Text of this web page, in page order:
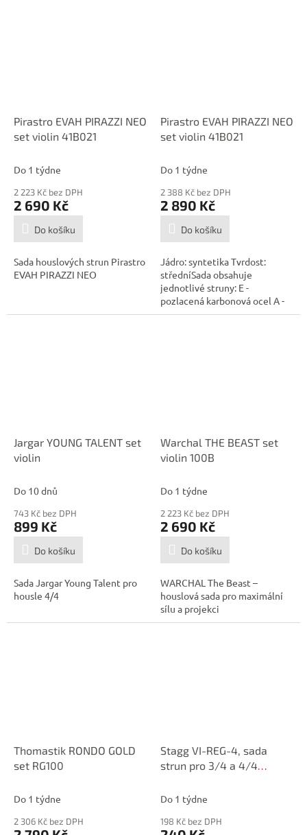
Pirastro EVAH PIRAZZI NEO
set violin 41B021
Do 1 týdne
2 223 Kč bez DPH
2 690 Kč
Do košíku
Sada houslových strun Pirastro
EVAH PIRAZZI NEO
Pirastro EVAH PIRAZZI NEO
set violin 41B021
Do 1 týdne
2 388 Kč bez DPH
2 890 Kč
Do košíku
Jádro: syntetika Tvrdost:
středníSada obsahuje
jednotlivé struny: E -
pozlacená karbonová ocel A -
hliníkové...
Jargar YOUNG TALENT set
violin
Do 10 dnů
743 Kč bez DPH
899 Kč
Do košíku
Sada Jargar Young Talent pro
housle 4/4
Warchal THE BEAST set
violin 100B
Do 1 týdne
2 223 Kč bez DPH
2 690 Kč
Do košíku
WARCHAL The Beast –
houslová sada pro maximální
sílu a projekci
Thomastik RONDO GOLD
set RG100
Do 1 týdne
2 306 Kč bez DPH
Stagg VI-REG-4, sada
strun pro 3/4 a 4/4
Do 1 týdne
198 Kč bez DPH